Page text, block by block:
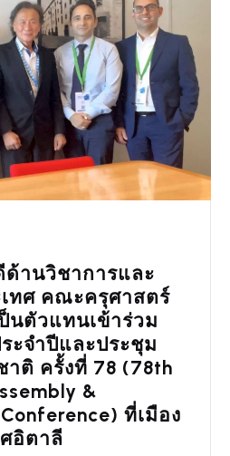
านวิชาการและ
ทศ คณะครุศาสตร์
นตัวแทนเข้าร่วม
ะจำปีและประชุม
ติ ครั้งที่ 78 (78th
&
ที่เมือง
อิตาลี